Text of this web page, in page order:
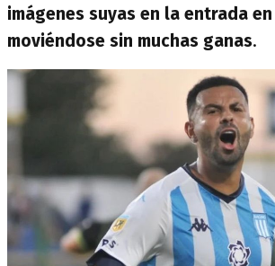
imágenes suyas en la entrada
moviéndose sin muchas ganas.